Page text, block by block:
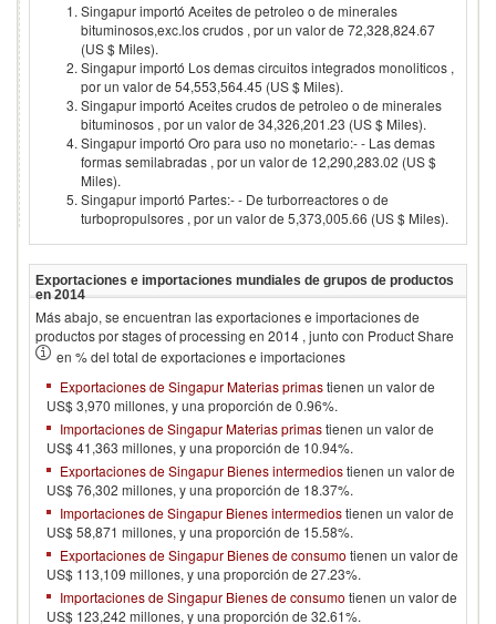
Singapur importó Aceites de petroleo o de minerales
bituminosos,exc.los crudos , por un valor de 72,328,824.67
(US $ Miles).
Singapur importó Los demas circuitos integrados monoliticos ,
por un valor de 54,553,564.45 (US $ Miles).
Singapur importó Aceites crudos de petroleo o de minerales
bituminosos , por un valor de 34,326,201.23 (US $ Miles).
Singapur importó Oro para uso no monetario:- - Las demas
formas semilabradas , por un valor de 12,290,283.02 (US $
Miles).
Singapur importó Partes:- - De turborreactores o de
turbopropulsores , por un valor de 5,373,005.66 (US $ Miles).
Exportaciones e importaciones mundiales de grupos de productos
en 2014
Más abajo, se encuentran las exportaciones e importaciones de
productos por stages of processing en 2014 , junto con Product Share
en % del total de exportaciones e importaciones
Exportaciones de Singapur Materias primastienen un valor de
US$ 3,970 millones, y una proporción de 0.96%.
Importaciones de Singapur Materias primastienen un valor de
US$ 41,363 millones, y una proporción de 10.94%.
Exportaciones de Singapur Bienes intermediostienen un valor de
US$ 76,302 millones, y una proporción de 18.37%.
Importaciones de Singapur Bienes intermediostienen un valor de
US$ 58,871 millones, y una proporción de 15.58%.
Exportaciones de Singapur Bienes de consumo tienen un valor de
US$ 113,109 millones, y una proporción de 27.23%.
Importaciones de Singapur Bienes de consumo tienen un valor de
US$ 123,242 millones, y una proporción de 32.61%.